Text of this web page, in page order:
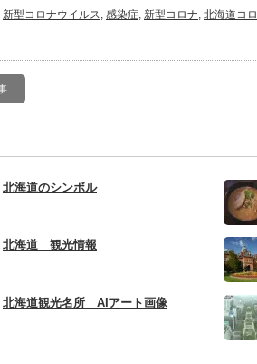
す)
新型コロナウイルス, 感染症, 新型コロナ, 北海道コロ
北海道のシンボル
北海道 観光情報
北海道観光名所 AIアート画像